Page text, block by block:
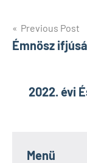
Bejegyzés
navigáció
Previous Post
Émnösz
2022. évi
Menü